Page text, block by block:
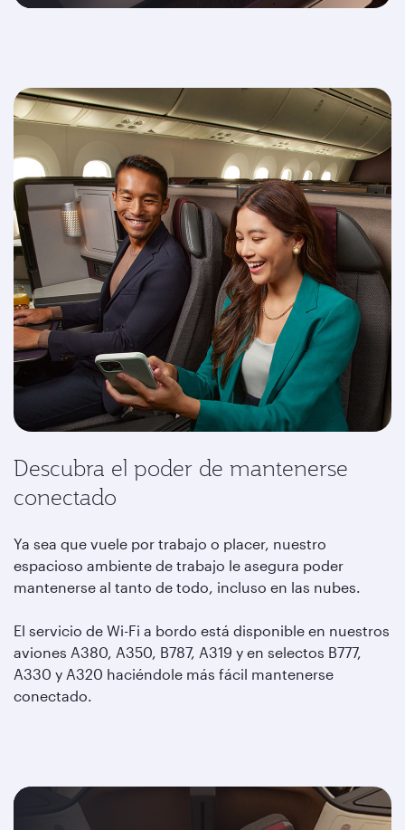
Descubra el poder de mantenerse
conectado
Ya sea que vuele por trabajo o placer, nuestro
espacioso ambiente de trabajo le asegura poder
mantenerse al tanto de todo, incluso en las nubes.
El servicio de Wi-Fi a bordo está disponible en nuestros
aviones A380, A350, B787, A319 y en selectos B777,
A330 y A320 haciéndole más fácil mantenerse
conectado.